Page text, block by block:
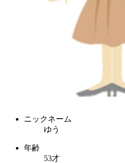
ニックネーム
ゆう
年齢
53才